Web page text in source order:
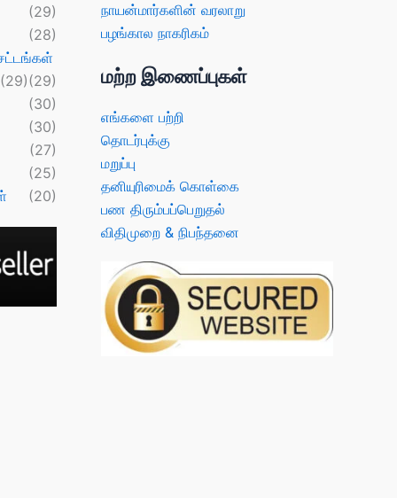
(29)
(28)
(29)
(29)
(30)
(30)
(27)
(25)
(20)
நாயன்மார்களின் வரலாறு
பழங்கால நாகரிகம்
மற்ற இணைப்புகள்
எங்களை பற்றி
தொடர்புக்கு
மறுப்பு
தனியுரிமைக் கொள்கை
பண திரும்பப்பெறுதல்
விதிமுறை & நிபந்தனை